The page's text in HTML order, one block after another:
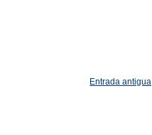
Entrada antigua